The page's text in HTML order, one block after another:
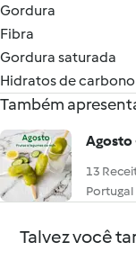
Gordura
Fibra
Gordura saturada
Hidratos de carbono
Também
Agosto
13
Portugal
Talvez você